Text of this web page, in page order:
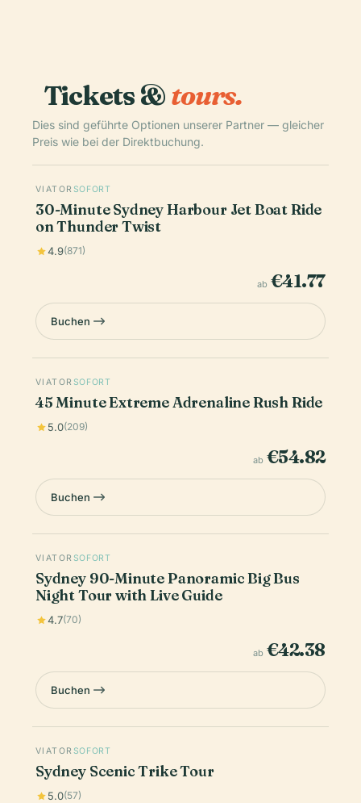
Tickets &tours.
Dies sind geführte Optionen unserer Partner — gleicher
Preis wie bei der Direktbuchung.
VIATOR SOFORT
30-Minute Sydney Harbour Jet Boat Ride
on Thunder Twist
4.9(871)
ab €41.77
Buchen
VIATOR SOFORT
45 Minute Extreme Adrenaline Rush Ride
5.0(209)
ab €54.82
Buchen
VIATOR SOFORT
Sydney 90-Minute Panoramic Big Bus
Night Tour with Live Guide
4.7(70)
ab €42.38
Buchen
VIATOR SOFORT
Sydney Scenic Trike Tour
5.0(57)